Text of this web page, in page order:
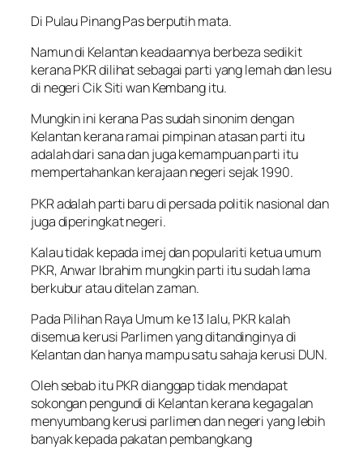
Di Pulau Pinang Pas berputih mata.
Namun di Kelantan keadaannya berbeza sedikit
kerana PKR dilihat sebagai parti yang lemah dan lesu
di negeri Cik Siti wan Kembang itu.
Mungkin ini kerana Pas sudah sinonim dengan
Kelantan kerana ramai pimpinan atasan parti itu
adalah dari sana dan juga kemampuan parti itu
mempertahankan kerajaan negeri sejak 1990.
PKR adalah parti baru di persada politik nasional dan
juga diperingkat negeri.
Kalau tidak kepada imej dan populariti ketua umum
PKR, Anwar Ibrahim mungkin parti itu sudah lama
berkubur atau ditelan zaman.
Pada Pilihan Raya Umum ke 13 lalu, PKR kalah
disemua kerusi Parlimen yang ditandinginya di
Kelantan dan hanya mampu satu sahaja kerusi DUN.
Oleh sebab itu PKR dianggap tidak mendapat
sokongan pengundi di Kelantan kerana kegagalan
menyumbang kerusi parlimen dan negeri yang lebih
banyak kepada pakatan pembangkang